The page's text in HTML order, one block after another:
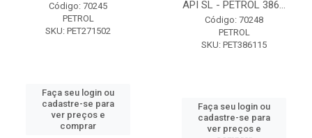
Código: 70245
PETROL
SKU: PET271502
Faça seu login ou
cadastre-se para
ver preços e
comprar
API SL - PETROL 386...
Código: 70248
PETROL
SKU: PET386115
Faça seu login ou
cadastre-se para
ver preços e